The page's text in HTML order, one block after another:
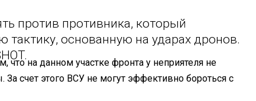
против противника, который
тактику, основанную на ударах дронов.
что на данном участке фронта у неприятеля не
счет этого ВСУ не могут эффективно бороться с